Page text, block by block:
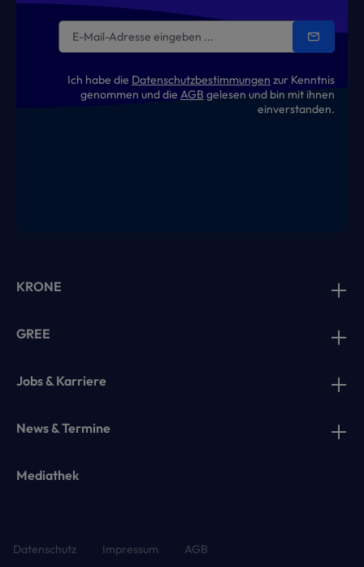
Ich habe die Datenschutzbestimmungen zur Kenntnis
genommen und die AGB gelesen und bin mit ihnen
einverstanden.
KRONE
GREE
Jobs & Karriere
News & Termine
Mediathek
Datenschutz Impressum AGB